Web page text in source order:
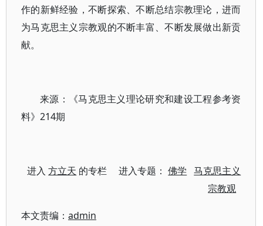
作的新鲜经验，不断探索、不断总结宗教理论，进而
为马克思主义宗教观的不断丰富、不断发展做出新贡
献。
来源：《马克思主义理论研究和建设工程参考资
料》214期
进入方立天 的专栏 进入专题：佛学
马克思主义
宗教观
本文责编： admin